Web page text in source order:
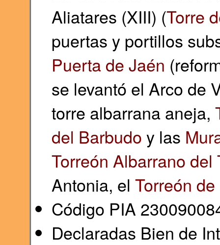
Aliatares (XIII) (Torre
puertas y portillos
Puerta de Jaén
se levantó el Arco de
torre albarrana aneja,
del Barbudo y las
Torreón Albarrano del
Antonia, el Torreón
Código PIA
Declaradas Bien de